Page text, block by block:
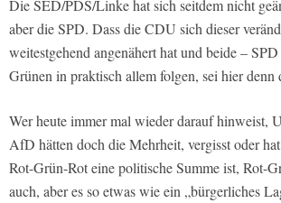
Die SED/PDS/Linke hat sich seitdem nicht
aber die SPD. Dass die CDU sich dieser
weitestgehend angenähert hat und beide –
Grünen in praktisch allem folgen, sei hier denn
Wer heute immer mal wieder darauf hinweist,
AfD hätten doch die Mehrheit, vergisst oder
Rot-Grün-Rot eine politische Summe ist, Rot-
auch, aber es so etwas wie ein „bürgerliches